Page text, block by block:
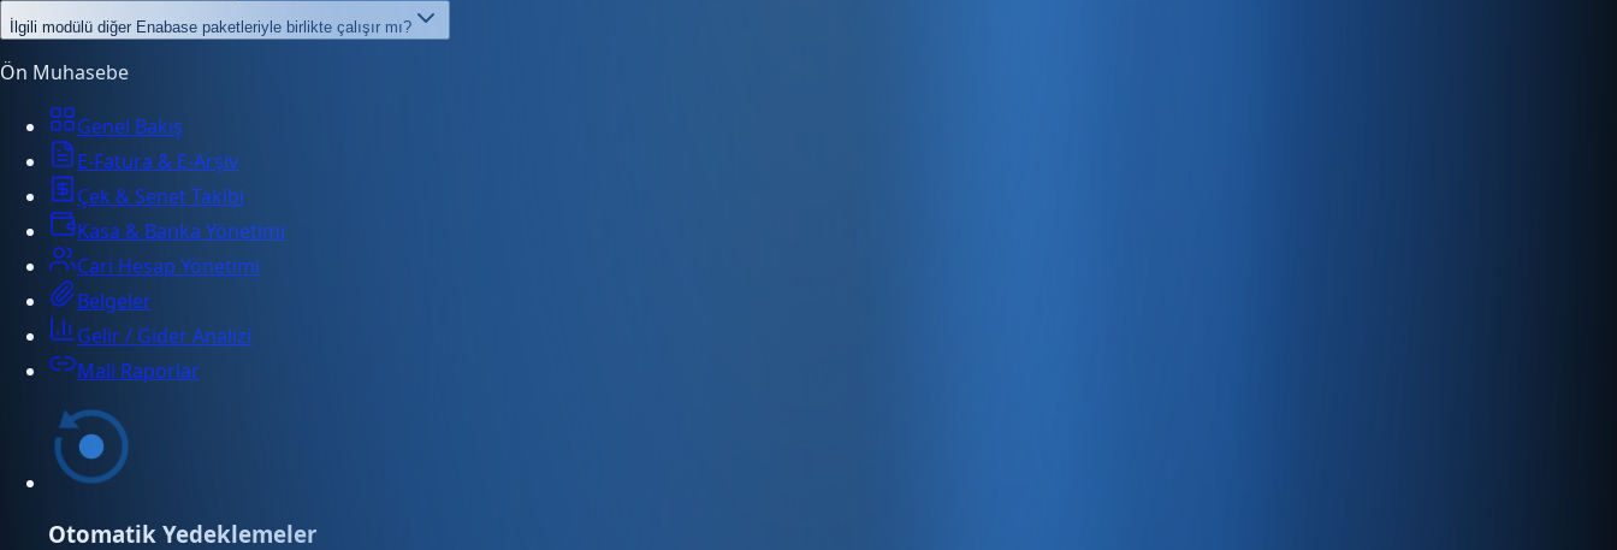
İlgili modülü diğer Enabase paketleriyle birlikte çalışır mı?
Ön Muhasebe
Genel Bakış
E-Fatura & E-Arşiv
Çek & Senet Takibi
Kasa & Banka Yönetimi
Cari Hesap Yönetimi
Belgeler
Gelir / Gider Analizi
Mali Raporlar
Otomatik Yedeklemeler